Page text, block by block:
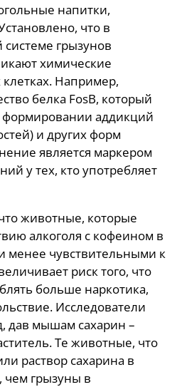
напитки,
что в
грызунов
химические
Например,
белка FosB, который
формировании аддикций
и других форм
является маркером
у тех, кто употребляет
животные, которые
алкоголя с кофеином в
менее чувствительными к
риск того, что
больше наркотика,
Исследователи
дав мышам сахарин –
Те животные, что
раствор сахарина в
чем грызуны в